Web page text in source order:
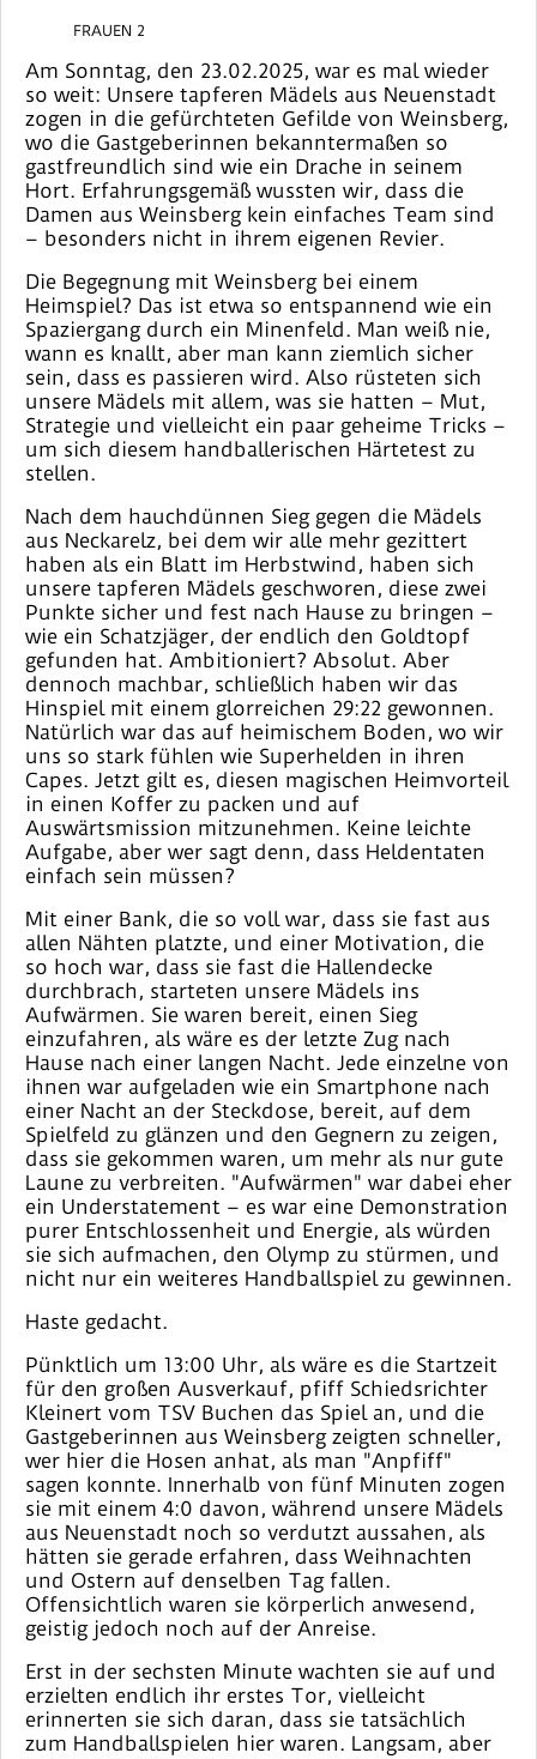
FRAUEN 2
Am Sonntag, den 23.02.2025, war es mal wieder
so weit: Unsere tapferen Mädels aus Neuenstadt
zogen in die gefürchteten Gefilde von Weinsberg,
wo die Gastgeberinnen bekanntermaßen so
gastfreundlich sind wie ein Drache in seinem
Hort. Erfahrungsgemäß wussten wir, dass die
Damen aus Weinsberg kein einfaches Team sind
– besonders nicht in ihrem eigenen Revier.
Die Begegnung mit Weinsberg bei einem
Heimspiel? Das ist etwa so entspannend wie ein
Spaziergang durch ein Minenfeld. Man weiß nie,
wann es knallt, aber man kann ziemlich sicher
sein, dass es passieren wird. Also rüsteten sich
unsere Mädels mit allem, was sie hatten – Mut,
Strategie und vielleicht ein paar geheime Tricks –
um sich diesem handballerischen Härtetest zu
stellen.
Nach dem hauchdünnen Sieg gegen die Mädels
aus Neckarelz, bei dem wir alle mehr gezittert
haben als ein Blatt im Herbstwind, haben sich
unsere tapferen Mädels geschworen, diese zwei
Punkte sicher und fest nach Hause zu bringen –
wie ein Schatzjäger, der endlich den Goldtopf
gefunden hat. Ambitioniert? Absolut. Aber
dennoch machbar, schließlich haben wir das
Hinspiel mit einem glorreichen 29:22 gewonnen.
Natürlich war das auf heimischem Boden, wo wir
uns so stark fühlen wie Superhelden in ihren
Capes. Jetzt gilt es, diesen magischen Heimvorteil
in einen Koffer zu packen und auf
Auswärtsmission mitzunehmen. Keine leichte
Aufgabe, aber wer sagt denn, dass Heldentaten
einfach sein müssen?
Mit einer Bank, die so voll war, dass sie fast aus
allen Nähten platzte, und einer Motivation, die
so hoch war, dass sie fast die Hallendecke
durchbrach, starteten unsere Mädels ins
Aufwärmen. Sie waren bereit, einen Sieg
einzufahren, als wäre es der letzte Zug nach
Hause nach einer langen Nacht. Jede einzelne von
ihnen war aufgeladen wie ein Smartphone nach
einer Nacht an der Steckdose, bereit, auf dem
Spielfeld zu glänzen und den Gegnern zu zeigen,
dass sie gekommen waren, um mehr als nur gute
Laune zu verbreiten. "Aufwärmen" war dabei eher
ein Understatement – es war eine Demonstration
purer Entschlossenheit und Energie, als würden
sie sich aufmachen, den Olymp zu stürmen, und
nicht nur ein weiteres Handballspiel zu gewinnen.
Haste gedacht.
Pünktlich um 13:00 Uhr, als wäre es die Startzeit
für den großen Ausverkauf, pfiff Schiedsrichter
Kleinert vom TSV Buchen das Spiel an, und die
Gastgeberinnen aus Weinsberg zeigten schneller,
wer hier die Hosen anhat, als man "Anpfiff"
sagen konnte. Innerhalb von fünf Minuten zogen
sie mit einem 4:0 davon, während unsere Mädels
aus Neuenstadt noch so verdutzt aussahen, als
hätten sie gerade erfahren, dass Weihnachten
und Ostern auf denselben Tag fallen.
Offensichtlich waren sie körperlich anwesend,
geistig jedoch noch auf der Anreise.
Erst in der sechsten Minute wachten sie auf und
erzielten endlich ihr erstes Tor, vielleicht
erinnerten sie sich daran, dass sie tatsächlich
zum Handballspielen hier waren. Langsam, aber